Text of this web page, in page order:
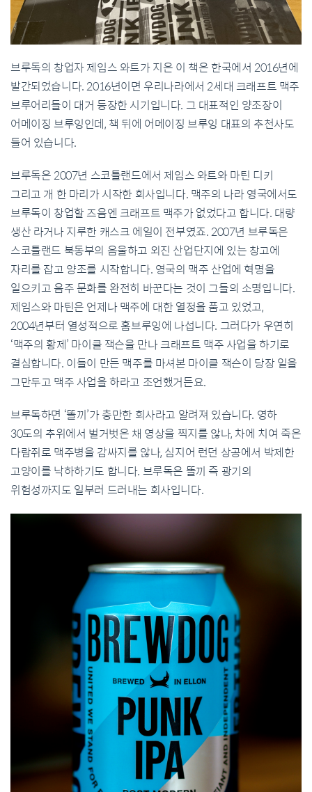
브루독의 창업자 제임스 와트가 지은 이 책은 한국에서 2016년에
발간되었습니다. 2016년이면 우리나라에서 2세대 크래프트 맥주
브루어리들이 대거 등장한 시기입니다. 그 대표적인 양조장이
어메이징 브루잉인데, 책 뒤에 어메이징 브루잉 대표의 추천사도
들어 있습니다.
브루독은 2007년 스코틀랜드에서 제임스 와트와 마틴 디키
그리고 개 한 마리가 시작한 회사입니다. 맥주의 나라 영국에서도
브루독이 창업할 즈음엔 크래프트 맥주가 없었다고 합니다. 대량
생산 라거나 지루한 캐스크 에일이 전부였죠. 2007년 브루독은
스코틀랜드 북동부의 음울하고 외진 산업단지에 있는 창고에
자리를 잡고 양조를 시작합니다. 영국의 맥주 산업에 혁명을
일으키고 음주 문화를 완전히 바꾼다는 것이 그들의 소명입니다.
제임스와 마틴은 언제나 맥주에 대한 열정을 품고 있었고,
2004년부터 열성적으로 홈브루잉에 나섭니다. 그러다가 우연히
‘맥주의 황제’ 마이클 잭슨을 만나 크래프트 맥주 사업을 하기로
결심합니다. 이들이 만든 맥주를 마셔본 마이클 잭슨이 당장 일을
그만두고 맥주 사업을 하라고 조언했거든요.
브루독하면 ‘똘끼’가 충만한 회사라고 알려져 있습니다. 영하
30도의 추위에서 벌거벗은 채 영상을 찍지를 않나, 차에 치여 죽은
다람쥐로 맥주병을 감싸지를 않나, 심지어 런던 상공에서 박제한
고양이를 낙하하기도 합니다. 브루독은 똘끼 즉 광기의
위험성까지도 일부러 드러내는 회사입니다.